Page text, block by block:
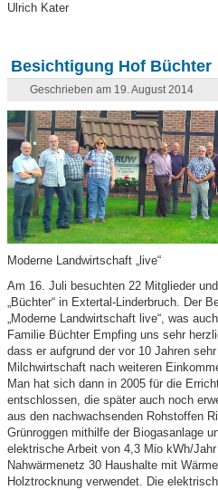
Ulrich Kater
Besichtigung Hof Büchter
Geschrieben am 19. August 2014
Moderne Landwirtschaft „live“
Am 16. Juli besuchten 22 Mitglieder
„Büchter“ in Extertal-Linderbruch. Der
„Moderne Landwirtschaft live“, was
Familie Büchter Empfing uns sehr
dass er aufgrund der vor 10 Jahren
Milchwirtschaft nach weiteren
Man hat sich dann in 2005 für die
entschlossen, die später auch noch
aus den nachwachsenden Rohstoffen
Grünroggen mithilfe der Biogasanlage
elektrische Arbeit von 4,3 Mio kWh/
Nahwärmenetz 30 Haushalte mit
Holztrocknung verwendet. Die